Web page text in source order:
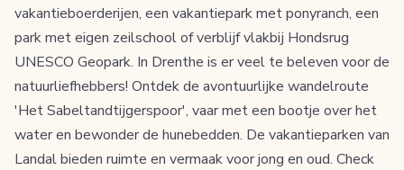
vakantieboerderijen, een vakantiepark met ponyranch, een
park met eigen zeilschool of verblijf vlakbij Hondsrug
UNESCO Geopark. In Drenthe is er veel te beleven voor de
natuurliefhebbers! Ontdek de avontuurlijke wandelroute
'Het Sabeltandtijgerspoor', vaar met een bootje over het
water en bewonder de hunebedden. De vakantieparken van
Landal bieden ruimte en vermaak voor jong en oud. Check